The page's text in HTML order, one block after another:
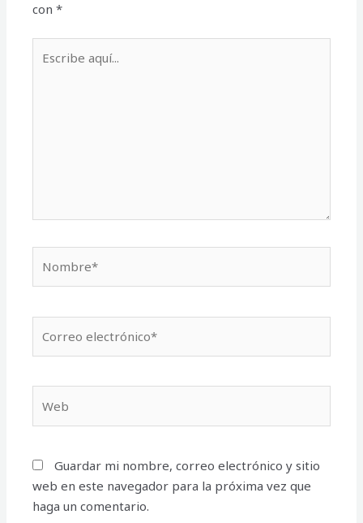
con*
aquí...
electrónico*
Guardar mi nombre, correo electrónico y sitio
web en este navegador para la próxima vez que
haga un comentario.